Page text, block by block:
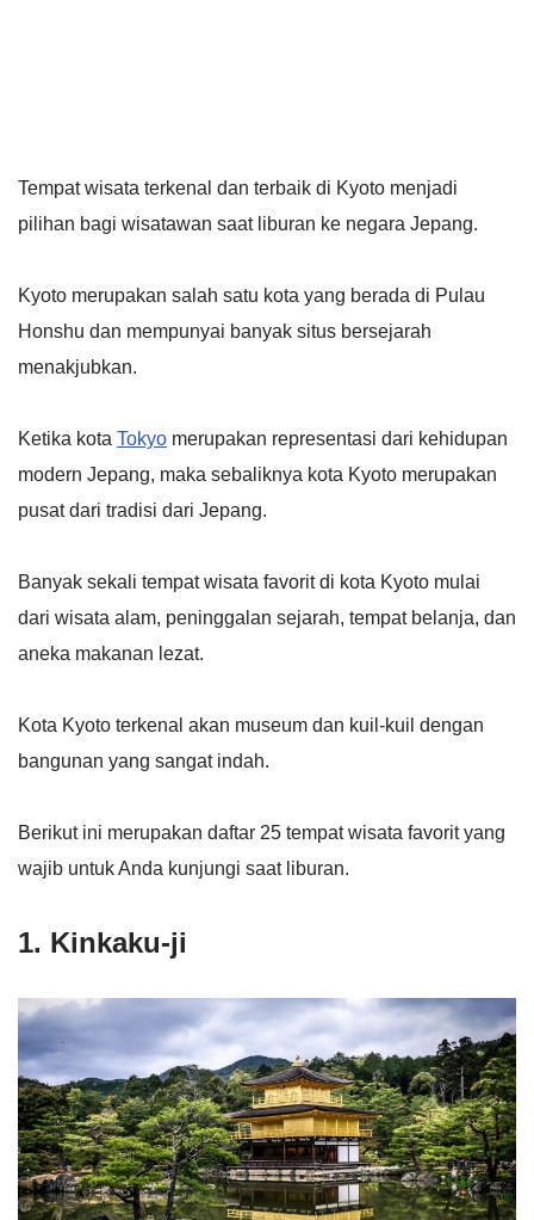
Tempat wisata terkenal dan terbaik di Kyoto menjadi
pilihan bagi wisatawan saat liburan ke negara Jepang.
Kyoto merupakan salah satu kota yang berada di Pulau
Honshu dan mempunyai banyak situs bersejarah
menakjubkan.
Ketika kota Tokyo merupakan representasi dari kehidupan
modern Jepang, maka sebaliknya kota Kyoto merupakan
pusat dari tradisi dari Jepang.
Banyak sekali tempat wisata favorit di kota Kyoto mulai
dari wisata alam, peninggalan sejarah, tempat belanja, dan
aneka makanan lezat.
Kota Kyoto terkenal akan museum dan kuil-kuil dengan
bangunan yang sangat indah.
Berikut ini merupakan daftar 25 tempat wisata favorit yang
wajib untuk Anda kunjungi saat liburan.
1. Kinkaku-ji